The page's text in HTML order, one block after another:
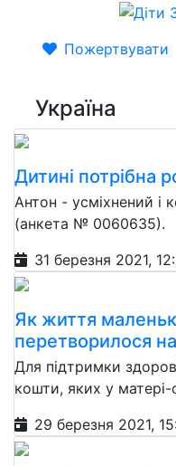
Пожертвувати
Україна
Дитині потрібна
Антон - усміхнений і
(анкета № 0060635).
31 березня 2021,
Як життя
перетворилося
Для підтримки
кошти, яких у
29 березня 2021,